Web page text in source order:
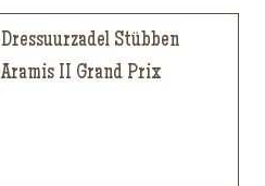
Dressuurzadel Stübben
Aramis II Grand Prix